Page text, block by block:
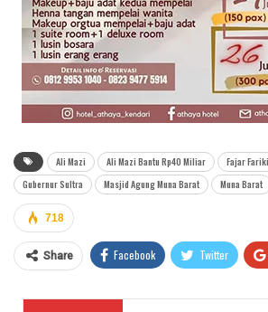
Ali Mazi Ali Mazi Bantu Rp40 Miliar
Fajar
Gubernur Sultra
Masjid Agung Muna Barat Muna Barat
718
Share Facebook Twitter